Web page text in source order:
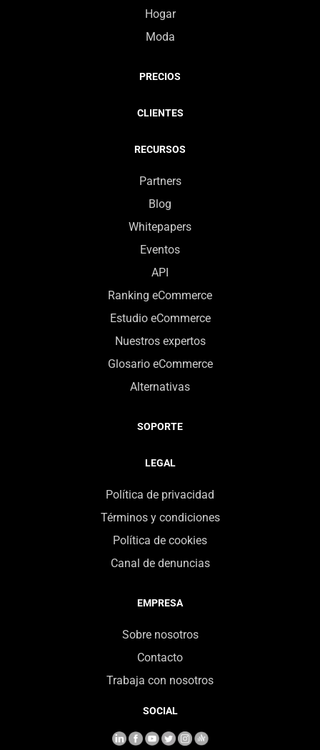
Hogar
Moda
PRECIOS
CLIENTES
RECURSOS
Partners
Blog
Whitepapers
Eventos
API
Ranking eCommerce
Estudio eCommerce
Nuestros expertos
Glosario eCommerce
Alternativas
SOPORTE
LEGAL
Política de privacidad
Términos y condiciones
Política de cookies
Canal de denuncias
EMPRESA
Sobre nosotros
Contacto
Trabaja con nosotros
SOCIAL